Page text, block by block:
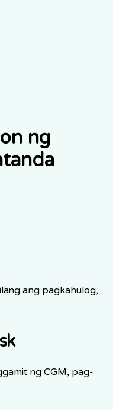
ng
ang pagkahulog,
ng CGM, pag-